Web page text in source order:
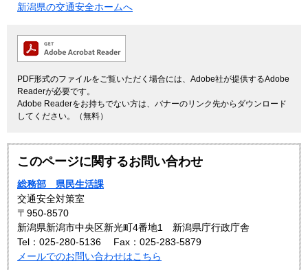
新潟県の交通安全ホームへ
PDF形式のファイルをご覧いただく場合には、Adobe社が提供するAdobe
Readerが必要です。
Adobe Readerをお持ちでない方は、バナーのリンク先からダウンロード
してください。（無料）
このページに関するお問い合わせ
総務部 県民生活課
交通安全対策室
〒950-8570
新潟県新潟市中央区新光町4番地1 新潟県庁行政庁舎
Tel：025-280-5136
Fax：025-283-5879
メールでのお問い合わせはこちら